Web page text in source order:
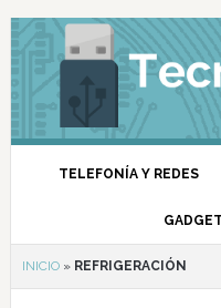
TELEFONÍA Y REDES
INICIO» REFRIGERACIÓN